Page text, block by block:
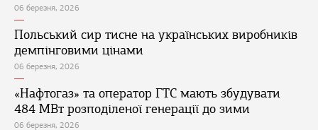
06 березня, 2026
Польський сир тисне на українських виробників
демпінговими цінами
06 березня, 2026
«Нафтогаз» та оператор ГТС мають збудувати
484 МВт розподіленої генерації до зими
06 березня, 2026